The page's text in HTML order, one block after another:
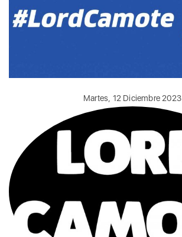
Martes, 12 Diciembre 2023